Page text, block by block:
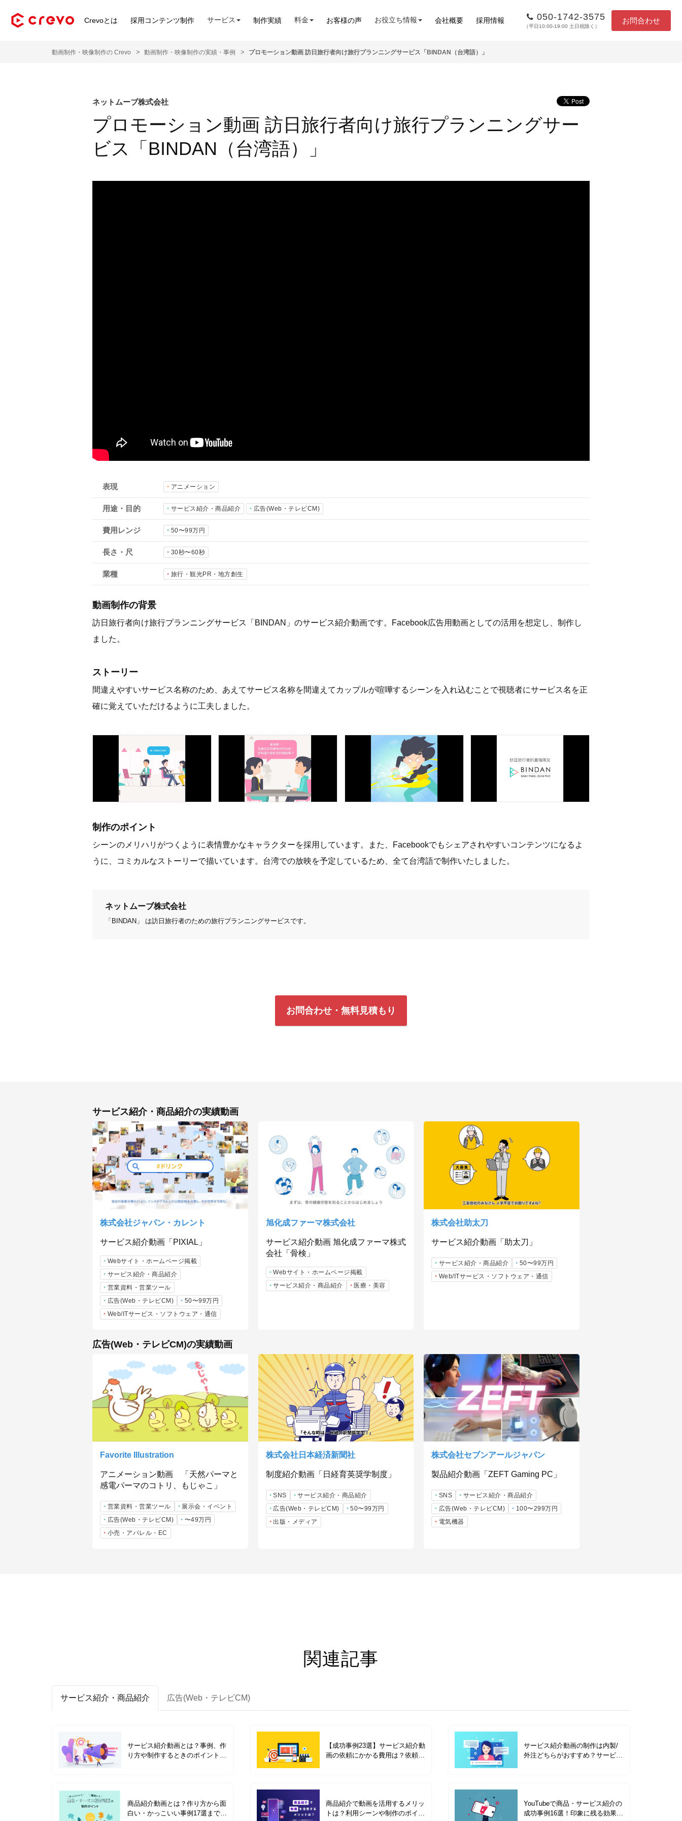
Crevoとは 採用コンテンツ制作 サービス 制作実績 料金 お客様の声 お役立ち情報 会社概要 採用情報 050-1742-3575
（平日10:00-19:00 土日祝除く）
お問合わせ
動画制作・映像制作の Crevo 動画制作・映像制作の実績・事例 プロモーション動画 訪日旅行者向け旅行プランニングサービス「BINDAN（台湾語）」
プロモーション動画 訪日旅行者向け旅行プランニングサー
ビス「BINDAN（台湾語）」
ネットムーブ株式会社
表現 アニメーション
用途・目的 サービス紹介・商品紹介 広告(Web・テレビCM)
費用レンジ 50〜99万円
長さ・尺 30秒〜60秒
業種 旅行・観光PR・地方創生
動画制作の背景
訪日旅行者向け旅行プランニングサービス「BINDAN」のサービス紹介動画です。Facebook広告用動画としての活用を想定し、制作し
ました。
ストーリー
間違えやすいサービス名称のため、あえてサービス名称を間違えてカップルが喧嘩するシーンを入れ込むことで視聴者にサービス名を正
確に覚えていただけるように工夫しました。
制作のポイント
シーンのメリハリがつくように表情豊かなキャラクターを採用しています。また、Facebookでもシェアされやすいコンテンツになるよ
うに、コミカルなストーリーで描いています。台湾での放映を予定しているため、全て台湾語で制作いたしました。
ネットムーブ株式会社
「BINDAN」 は訪日旅行者のための旅行プランニングサービスです。
お問合わせ・無料見積もり
サービス紹介・商品紹介の実績動画
株式会社ジャパン・カレント
サービス紹介動画「PIXIAL」
Webサイト・ホームページ掲載
サービス紹介・商品紹介
営業資料・営業ツール
広告(Web・テレビCM)
50〜99万円
Web/ITサービス・ソフトウェア・通信
旭化成ファーマ株式会社
サービス紹介動画 旭化成ファーマ株式
会社「骨検」
Webサイト・ホームページ掲載
サービス紹介・商品紹介
医療・美容
株式会社助太刀
サービス紹介動画「助太刀」
サービス紹介・商品紹介
50〜99万円
Web/ITサービス・ソフトウェア・通信
広告(Web・テレビCM)の実績動画
Favorite Illustration
アニメーション動画 「天然パーマと
感電パーマのコトリ、もじゃこ」
営業資料・営業ツール
展示会・イベント
広告(Web・テレビCM)
〜49万円
小売・アパレル・EC
株式会社日本経済新聞社
制度紹介動画「日経育英奨学制度」
SNS
サービス紹介・商品紹介
広告(Web・テレビCM)
50〜99万円
出版・メディア
株式会社セブンアールジャパン
製品紹介動画「ZEFT Gaming PC」
SNS
サービス紹介・商品紹介
広告(Web・テレビCM)
100〜299万円
電気機器
関連記事
サービス紹介・商品紹介 広告(Web・テレビCM)
サービス紹介動画とは？事例、作
り方や制作するときのポイントを
【成功事例23選】サービス紹介動
画の依頼にかかる費用は？依頼前
サービス紹介動画の制作は内製/
外注どちらがおすすめ？サービス
商品紹介動画とは？作り方から面
白い・かっこいい事例17選まで紹
商品紹介で動画を活用するメリッ
トは？利用シーンや制作のポイン
YouTubeで商品・サービス紹介の
成功事例16選！印象に残る効果的